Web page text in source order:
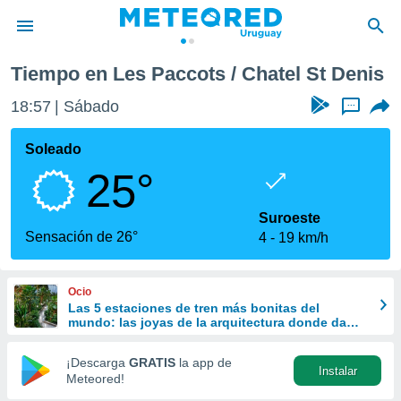
de
ha
calidad.
a este
las
y
forma
digital
basada
Tiempo en Les Paccots / Chatel St Denis
18:57 Sábado ...
Soleado
25°
Sensación de 26°
Suroeste
4
19 km/h
Ocio
Las 5 estaciones de tren más bonitas del
mundo: las joyas de la arquitectura donde da
¡Descarga GRATIS la app de
Meteored!
Instalar